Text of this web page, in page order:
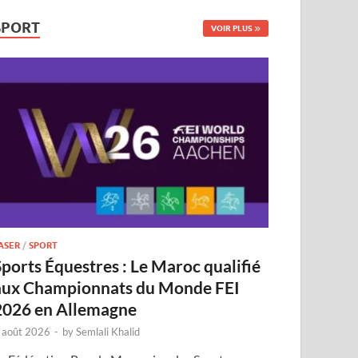
VOIR PLUS
/SPORT
Équestres : Le Maroc qualifié
Championnats du Monde FEI
en Allemagne
2026 - bySemlali Khalid